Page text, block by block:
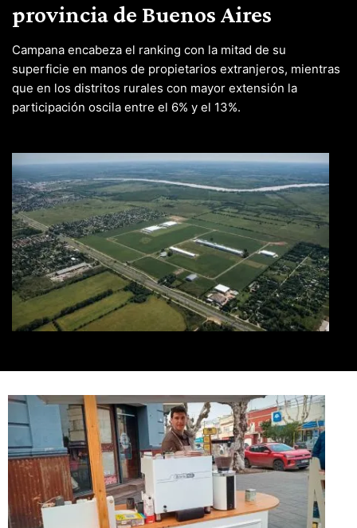
provincia de Buenos Aires
Campana encabeza el ranking con la mitad de su
superficie en manos de propietarios extranjeros, mientras
que en los distritos rurales con mayor extensión la
participación oscila entre el 6% y el 13%.